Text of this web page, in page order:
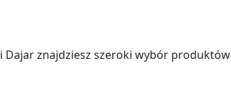
Dajar znajdziesz szeroki wybór
ozdobienia wnętrz, jak również do